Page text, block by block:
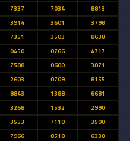
7337 7034
8813
3914 3601
3798
7351 3503
8638
0450 0766
4717
7588 0600
3871
2603 0709
8155
8843 1388
6681
3268 1532
2990
3553 7110
3590
7966 8518
6338